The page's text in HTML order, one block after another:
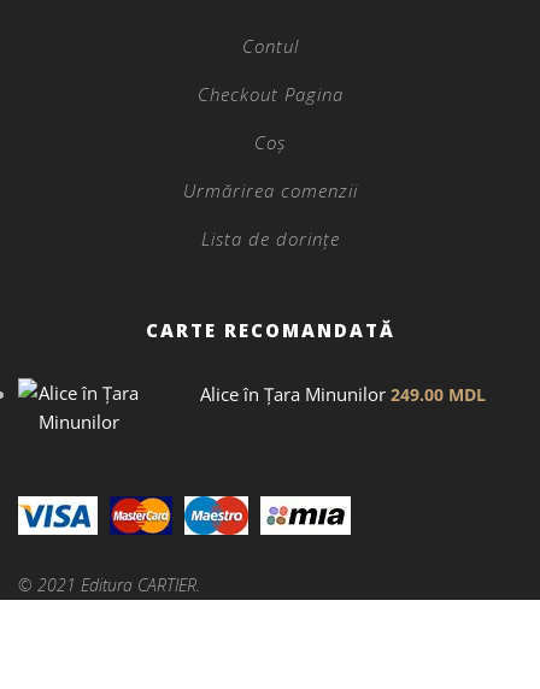
Contul
Checkout Pagina
Coș
Urmărirea comenzii
Lista de dorințe
CARTE RECOMANDATĂ
Alice în Țara Minunilor 249.00 MDL
© 2021 Editura CARTIER.